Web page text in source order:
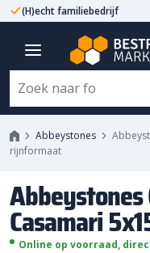
(H)echt familiebedrijf
Abbeystones
rijnformaat
Casamari
Online op voorraad,
Casamari